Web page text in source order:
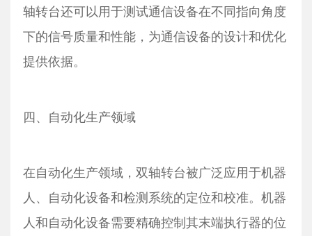
轴转台还可以用于测试通信设备在不同指向角度
下的信号质量和性能，为通信设备的设计和优化
提供依据。
四、自动化生产领域
在自动化生产领域，双轴转台被广泛应用于机器
人、自动化设备和检测系统的定位和校准。机器
人和自动化设备需要精确控制其末端执行器的位